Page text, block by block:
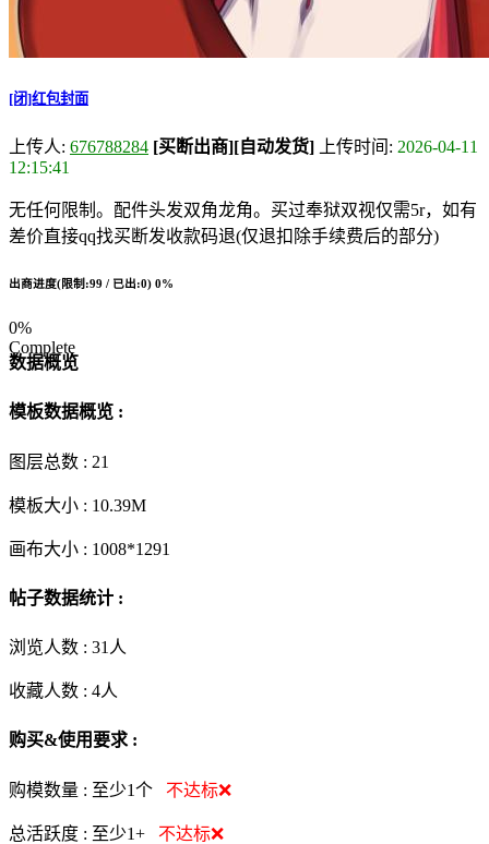
[闭]红包封面
上传人: 676788284 [买断出商][自动发货] 上传时间: 2026-04-11
12:15:41
无任何限制。配件头发双角龙角。买过奉狱双视仅需5r，如有
差价直接qq找买断发收款码退(仅退扣除手续费后的部分)
出商进度(限制:99 / 已出:0) 0%
0%
Complete
数据概览
模板数据概览 :
图层总数 : 21
模板大小 : 10.39M
画布大小 : 1008*1291
帖子数据统计 :
浏览人数 : 31人
收藏人数 : 4人
购买&使用要求 :
购模数量 : 至少1个 不达标❌
总活跃度 : 至少1+ 不达标❌